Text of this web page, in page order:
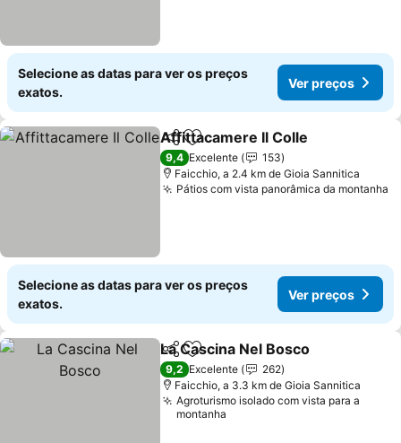
Selecione as datas para ver os preços
exatos.
Ver preços
PartilharAdicionar aos favoritos
Affittacamere Il Colle
9,4 Excelente
153
Faicchio, a 2.4 km de Gioia Sannitica
Pátios com vista panorâmica da montanha
Selecione as datas para ver os preços
exatos.
Ver preços
PartilharAdicionar aos favoritos
La Cascina Nel Bosco
9,2 Excelente
262
Faicchio, a 3.3 km de Gioia Sannitica
Agroturismo isolado com vista para a
montanha